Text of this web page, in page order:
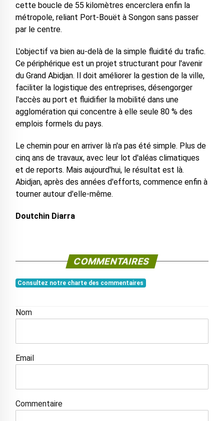
cette boucle de 55 kilomètres encerclera enfin la
métropole, reliant Port-Bouët à Songon sans passer
par le centre.
L'objectif va bien au-delà de la simple fluidité du trafic.
Ce périphérique est un projet structurant pour l'avenir
du Grand Abidjan. Il doit améliorer la gestion de la ville,
faciliter la logistique des entreprises, désengorger
l'accès au port et fluidifier la mobilité dans une
agglomération qui concentre à elle seule 80 % des
emplois formels du pays.
Le chemin pour en arriver là n'a pas été simple. Plus de
cinq ans de travaux, avec leur lot d'aléas climatiques
et de reports. Mais aujourd'hui, le résultat est là.
Abidjan, après des années d'efforts, commence enfin à
tourner autour d'elle-même.
Doutchin Diarra
COMMENTAIRES
Consultez notre charte des commentaires
Nom
Email
Commentaire